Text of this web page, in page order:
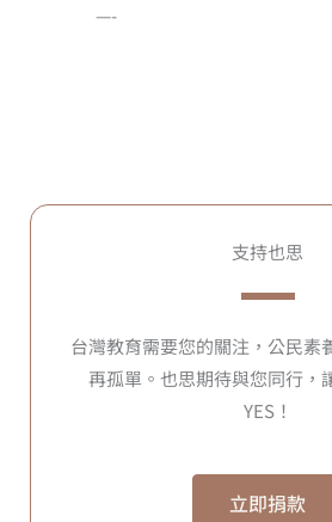
—-
支持也思
台灣教育需要您的關注，公民素
再孤單。也思期待與您同行，
YES！
立即捐款